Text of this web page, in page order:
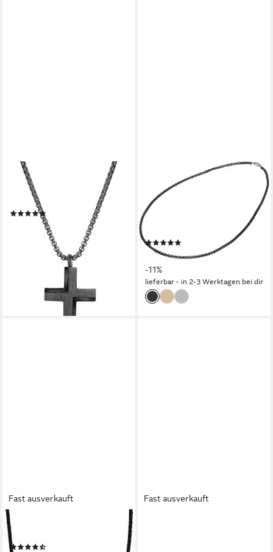
FIRETTI
Kette mit Anhänger Schmuck
Geschenk Kreuz
lieferbar - in 2-3 Werktagen bei dir
Edelstahlkette Schmuck
Geschenk Edelstahl
Halsschmuck Halskette
26,82 € UVP30,13 €
-11%
lieferbar - in 2-3 Werktagen bei dir
Fast ausverkauft
AMOR
Kette ohne Anhänger
Fast ausverkauft